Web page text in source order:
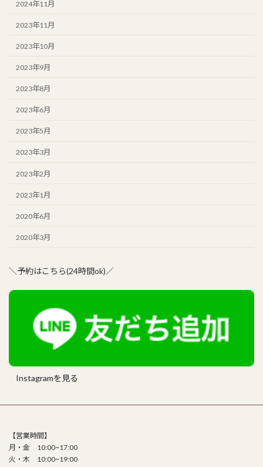
2024年11月
2023年11月
2023年10月
2023年9月
2023年8月
2023年6月
2023年5月
2023年3月
2023年2月
2023年1月
2020年6月
2020年3月
＼予約はこちら(24時間ok)／
Instagramを見る
【営業時間】
月・金 10:00~17:00
火・木 10:00~19:00